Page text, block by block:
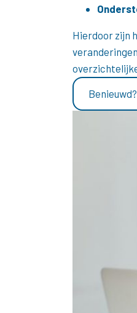
Hierdoor zijn